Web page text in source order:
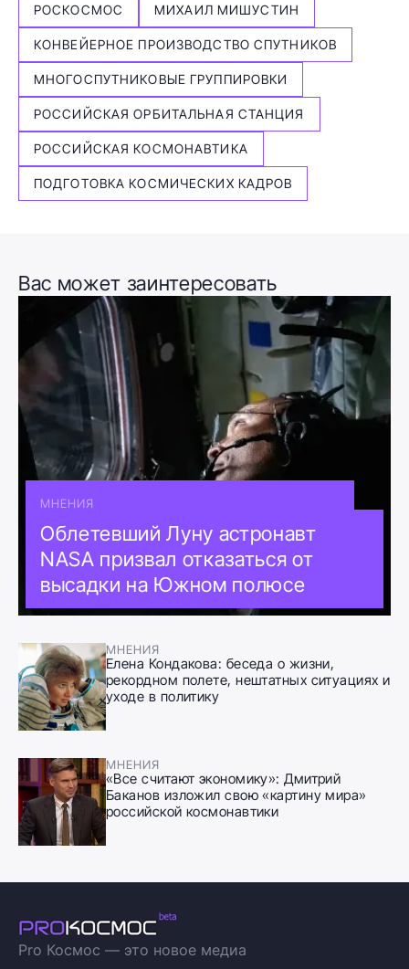
РОСКОСМОС МИХАИЛ МИШУСТИН
КОНВЕЙЕРНОЕ ПРОИЗВОДСТВО СПУТНИКОВ
МНОГОСПУТНИКОВЫЕ ГРУППИРОВКИ
РОССИЙСКАЯ ОРБИТАЛЬНАЯ СТАНЦИЯ
РОССИЙСКАЯ КОСМОНАВТИКА
ПОДГОТОВКА КОСМИЧЕСКИХ КАДРОВ
Вас может заинтересовать
МНЕНИЯ
Облетевший Луну астронавт
NASA призвал отказаться от
высадки на Южном полюсе
МНЕНИЯ
Елена Кондакова: беседа о жизни,
рекордном полете, нештатных ситуациях и
уходе в политику
МНЕНИЯ
«Все считают экономику»: Дмитрий
Баканов изложил свою «картину мира»
российской космонавтики
Pro Космос — это новое медиа